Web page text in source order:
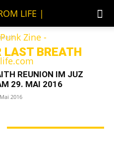
LAST BREATH
REUNION IM JUZ
29. MAI 2016
2016